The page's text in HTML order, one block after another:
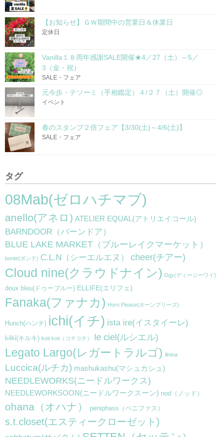
【お知らせ】ＧＷ期間中の営業日＆休業日
定休日
Vanilla１８周年感謝SALE開催★4／27（土）～5／
3（金・祝）
SALE・フェア
元今歩・テソーミ（手相鑑定）４/２７（土）開催◎
イベント
春のスタンプ２倍フェア【3/30(土)～4/6(土)】
SALE・フェア
タグ
08Mab(ゼロハチマブ)
anello(アネロ) ATELIER EQUAL(アトリエイコール)
BARNDOOR（バーンドア）
BLUE LAKE MARKET（ブルーレイクマーケット）
bonte(ボンテ) C.L.N（シーエルエヌ） cheer(チアー)
Cloud nine(クラウドナイン) Dgy(ディージーワイ)
doux bleu(ドゥーブルー) ELLIFE(エリフェ)
Fanaka(ファナカ) Horn Please(ホーンプリーズ)
Hunch(ハンチ) ichi(イチ) ista ire(イスタイーレ)
kilki(キルキ) koti koti（コチコチ） le ciel(ルシエル)
Legato Largo(レガートラルゴ) lilnina
Luccica(ルチカ) mashukashu(マシュカシュ)
NEEDLEWORKS(ニードルワークス)
NEEDLEWORKSOON(ニードルワークスーン) nod（ノッド）
ohana（オハナ） peniphass（ペニファス）
s.t.closet(エスティークローゼット)